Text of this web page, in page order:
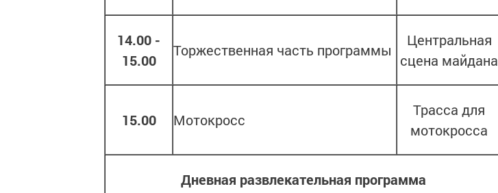
14.00 -
15.00
Торжественная часть программы
Центральная
сцена майдана
15.00 Мотокросс
Трасса для
мотокросса
Дневная развлекательная программа